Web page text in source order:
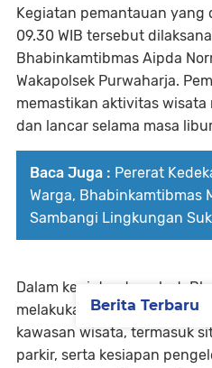
Kegiatan pemantauan yang
09.30 WIB tersebut
Bhabinkamtibmas Aipda
Wakapolsek Purwaharja.
memastikan aktivitas
dan lancar selama masa
Baca Juga : Pererat
Warga, Bhabinkamtibmas
Sambangi Lingkungan
Dalam kegiatan tersebut,
melakukan pengecekan
kawasan wisata, termasuk
parkir, serta kesiapan
Berita Terbaru